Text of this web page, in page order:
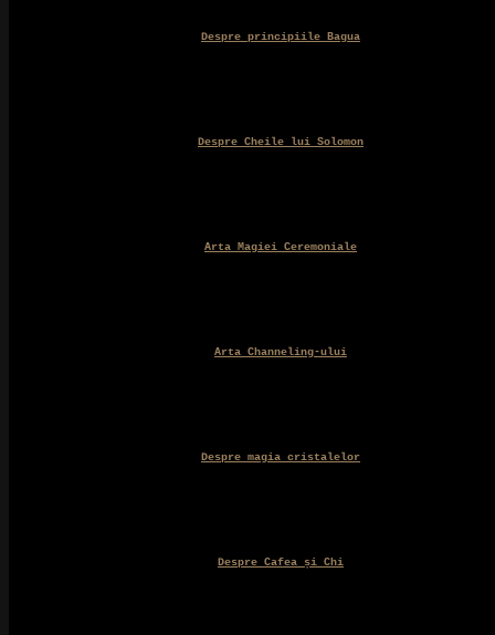
Despre principiile Bagua
Despre Cheile lui Solomon
Arta Magiei Ceremoniale
Arta Channeling-ului
Despre magia cristalelor
Despre Cafea și Chi